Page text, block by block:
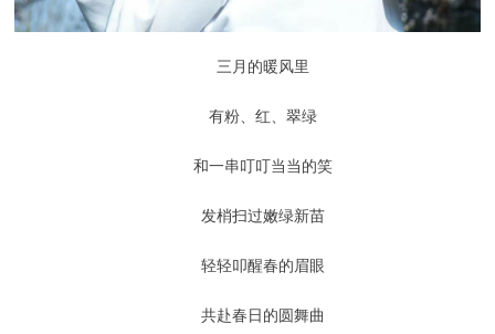
三月的暖风里
有粉、红、翠绿
和一串叮叮当当的笑
发梢扫过嫩绿新苗
轻轻叩醒春的眉眼
共赴春日的圆舞曲